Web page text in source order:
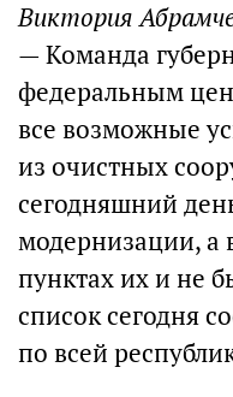
Виктория
— Команда
федеральным
все возможные
из очистных
сегодняшний
модернизации, а
пунктах их и не
список сегодня
по всей